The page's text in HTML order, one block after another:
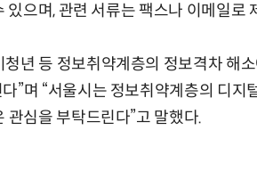
으며, 관련 서류는 팩스나 이메일로
년 등 정보취약계층의 정보격차 해
”며 “서울시는 정보취약계층의 디지
관심을 부탁드린다”고 말했다.